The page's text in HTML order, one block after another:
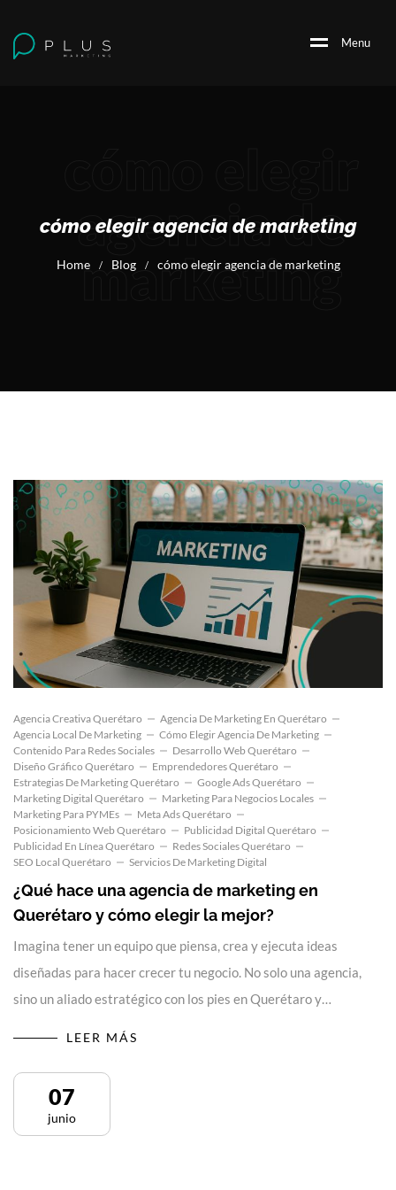
Menu
agencia de
marketing
cómo elegir agencia de marketing
Home / Blog / cómo elegir agencia de marketing
Agencia Creativa Querétaro
Agencia De Marketing En Querétaro
Agencia Local De Marketing
Cómo Elegir Agencia De Marketing
Contenido Para Redes Sociales
Desarrollo Web Querétaro
Diseño Gráfico Querétaro
Emprendedores Querétaro
Estrategias De Marketing Querétaro
Google Ads Querétaro
Marketing Digital Querétaro
Marketing Para Negocios Locales
Marketing Para PYMEs
Meta Ads Querétaro
Posicionamiento Web Querétaro
Publicidad Digital Querétaro
Publicidad En Línea Querétaro
Redes Sociales Querétaro
SEO Local Querétaro
Servicios De Marketing Digital
¿Qué hace una agencia de marketing en
Querétaro y cómo elegir la mejor?
Imagina tener un equipo que piensa, crea y ejecuta ideas
diseñadas para hacer crecer tu negocio. No solo una agencia,
sino un aliado estratégico con los pies en Querétaro y…
LEER MÁS
07
junio